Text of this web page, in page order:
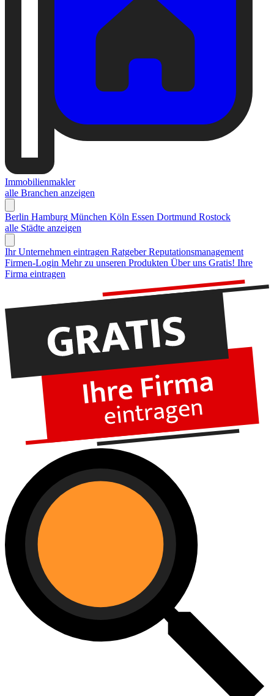
Immobilienmakler
alle Branchen anzeigen
Berlin Hamburg München Köln Essen Dortmund Rostock
alle Städte anzeigen
Ihr Unternehmen eintragen Ratgeber Reputationsmanagement
Firmen-Login Mehr zu unseren Produkten Über uns Gratis! Ihre
Firma eintragen